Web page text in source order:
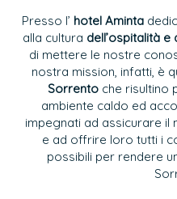
Presso l’ hotel Aminta
alla cultura dell’ospitalità e
di mettere le nostre
nostra mission, infatti, è
Sorrento che risultino
ambiente caldo ed
impegnati ad assicurare il
e ad offrire loro tutti i
possibili per rendere